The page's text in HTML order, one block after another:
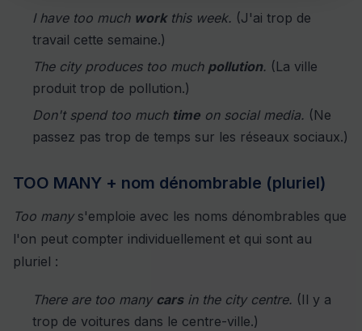
I have too much workthis week. (J'ai trop de
travail cette semaine.)
The city produces too much pollution. (La ville
produit trop de pollution.)
Don't spend too much time on social media. (Ne
passez pas trop de temps sur les réseaux sociaux.)
TOO MANY + nom dénombrable (pluriel)
Too manys'emploie avec les noms dénombrables que
l'on peut compter individuellement et qui sont au
pluriel :
There are too many carsin the city centre. (Il y a
trop de voitures dans le centre-ville.)